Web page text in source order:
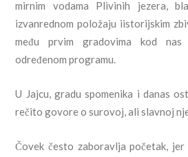
mirnim vodama Plivinih jezera,
izvanrednom položaju iistorijskim
među prvim gradovima kod
određenom programu.
U Jajcu, gradu spomenika i danas
rečito govore o surovoj, ali slavnoj
Čovek često zaboravlja početak, jer